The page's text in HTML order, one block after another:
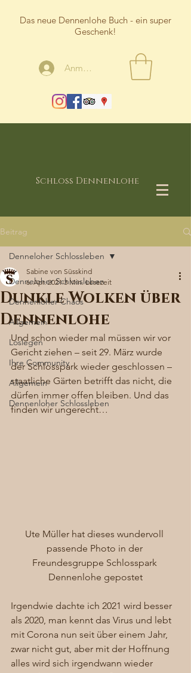
Das neue Dennenlohe Buch - ein super
Geschenk!
Anmelden
Schloss Dennenlohe
Beitrag
Denneloher Schlossleben
Dennenloher Chaos
Allgemein
Loslegen
Ihre Community
Allgemein
Dennenloher Schlossleben
Denneloher Schlossleben
Dunkle Wolken über
Dennenlohe
Sabine von Süsskind
6. Apr. 2021 3 Min. Lesezeit
Und schon wieder mal müssen wir vor
Gericht ziehen – seit 29. März wurde
der Schlosspark wieder geschlossen –
staatliche Gärten betrifft das nicht, die
dürfen immer offen bleiben. Und das
finden wir ungerecht…
Ute Müller hat dieses wundervoll
passende Photo in der
Freundesgruppe Schlosspark
Dennenlohe gepostet
Irgendwie dachte ich 2021 wird besser
als 2020, man kennt das Virus und lebt
mit Corona nun seit über einem Jahr,
zwar nicht gut, aber mit der Hoffnung
alles wird sich irgendwann wieder